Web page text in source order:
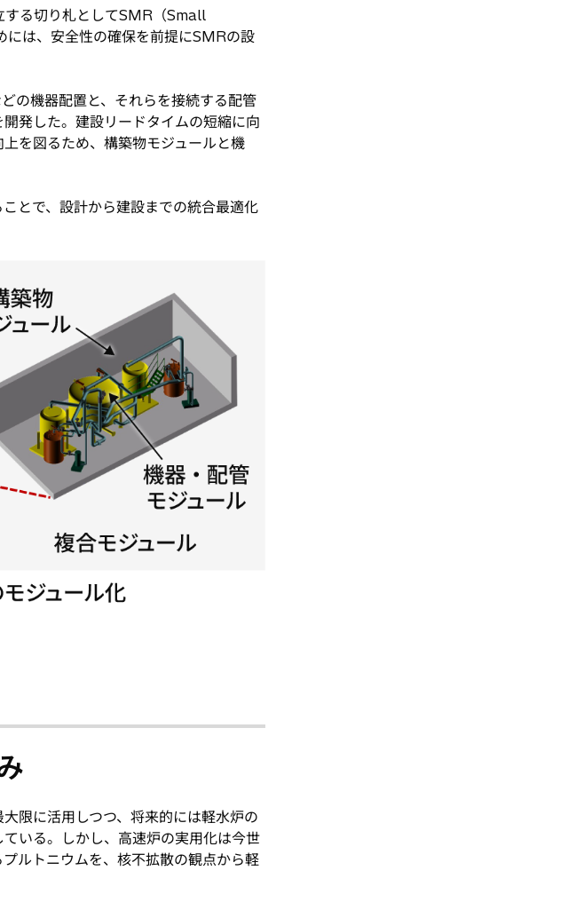
する切り札としてSMR（Small
は、安全性の確保を前提にSMRの設
の機器配置と、それらを接続する配管
発した。建設リードタイムの短縮に向
を図るため、構築物モジュールと機
とで、設計から建設までの統合最適化
限に活用しつつ、将来的には軽水炉の
いる。しかし、高速炉の実用化は今世
ルトニウムを、核不拡散の観点から軽